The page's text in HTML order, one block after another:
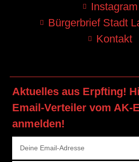
Instagram
Bürgerbrief Stadt
Kontakt
Aktuelles aus Erpfting!
Email-Verteiler vom AK-
anmelden!